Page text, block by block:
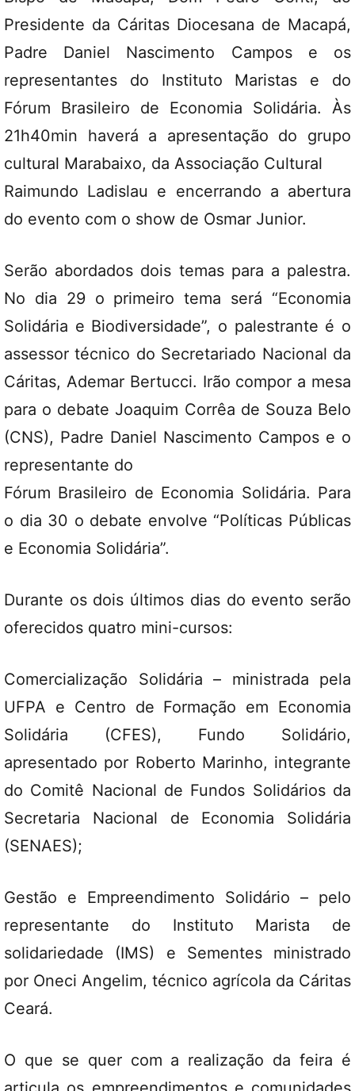
Presidente da Cáritas Diocesana de Macapá,
Padre Daniel Nascimento Campos e os
representantes do Instituto Maristas e do
Fórum Brasileiro de Economia Solidária. Às
21h40min haverá a apresentação do grupo
cultural Marabaixo, da Associação Cultural
Raimundo Ladislau e encerrando a abertura
do evento com o show de Osmar Junior.
Serão abordados dois temas para a palestra.
No dia 29 o primeiro tema será “Economia
Solidária e Biodiversidade”, o palestrante é o
assessor técnico do Secretariado Nacional da
Cáritas, Ademar Bertucci. Irão compor a mesa
para o debate Joaquim Corrêa de Souza Belo
(CNS), Padre Daniel Nascimento Campos e o
representante do
Fórum Brasileiro de Economia Solidária. Para
o dia 30 o debate envolve “Políticas Públicas
e Economia Solidária”.
Durante os dois últimos dias do evento serão
oferecidos quatro mini-cursos:
Comercialização Solidária – ministrada pela
UFPA e Centro de Formação em Economia
Solidária (CFES), Fundo Solidário,
apresentado por Roberto Marinho, integrante
do Comitê Nacional de Fundos Solidários da
Secretaria Nacional de Economia Solidária
(SENAES);
Gestão e Empreendimento Solidário – pelo
representante do Instituto Marista de
solidariedade (IMS) e Sementes ministrado
por Oneci Angelim, técnico agrícola da Cáritas
Ceará.
O que se quer com a realização da feira é